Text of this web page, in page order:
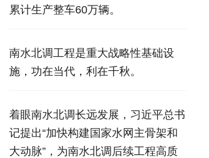
累计生产整车60万辆。
南水北调工程是重大战略性基础设
施，功在当代，利在千秋。
着眼南水北调长远发展，习近平总书
记提出“加快构建国家水网主骨架和
大动脉”，为南水北调后续工程高质